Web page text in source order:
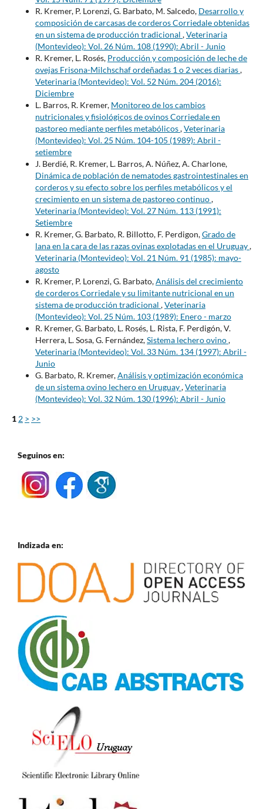
R. Kremer, P. Lorenzi, G. Barbato, M. Salcedo, Desarrollo y
composición de carcasas de corderos Corriedale obtenidas
en un sistema de producción tradicional ,Veterinaria
(Montevideo): Vol. 26 Núm. 108 (1990): Abril - Junio
R. Kremer, L. Rosés, Producción y composición de leche de
ovejas Frisona-Milchschaf ordeñadas 1 o 2 veces diarias,
Veterinaria (Montevideo): Vol. 52 Núm. 204 (2016):
Diciembre
L. Barros, R. Kremer, Monitoreo de los cambios
nutricionales y fisiológicos de ovinos Corriedale en
pastoreo mediante perfiles metabólicos,Veterinaria
(Montevideo): Vol. 25 Núm. 104-105 (1989): Abril -
setiembre
J. Berdié, R. Kremer, L. Barros, A. Núñez, A. Charlone,
Dinámica de población de nematodes gastrointestinales en
corderos y su efecto sobre los perfiles metabólicos y el
crecimiento en un sistema de pastoreo continuo,
Veterinaria (Montevideo): Vol. 27 Núm. 113 (1991):
Setiembre
R. Kremer, G. Barbato, R. Billotto, F. Perdigon,Grado de
lana en la cara de las razas ovinas explotadas en el Uruguay,
Veterinaria (Montevideo): Vol. 21 Núm. 91 (1985): mayo-
agosto
R. Kremer, P. Lorenzi, G. Barbato,Análisis del crecimiento
de corderos Corriedale y su limitante nutricional en un
sistema de producción tradicional ,Veterinaria
(Montevideo): Vol. 25 Núm. 103 (1989): Enero - marzo
R. Kremer, G. Barbato, L. Rosés, L. Rista, F. Perdigón, V.
Herrera, L. Sosa, G. Fernández,Sistema lechero ovino,
Veterinaria (Montevideo): Vol. 33 Núm. 134 (1997): Abril -
Junio
G. Barbato, R. Kremer,Análisis y optimización económica
de un sistema ovino lechero en Uruguay,Veterinaria
(Montevideo): Vol. 32 Núm. 130 (1996): Abril - Junio
1 2 > >>
Seguinos en:
Indizada en: